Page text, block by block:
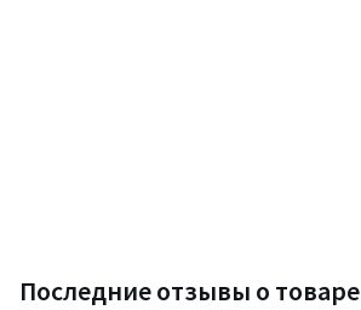
Последние отзывы о товаре